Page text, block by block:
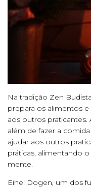
Na tradição Zen
prepara os alimentos e
aos outros praticantes.
além de fazer a
ajudar aos outros
práticas, alimentando
mente.
Eihei Dogen, um dos